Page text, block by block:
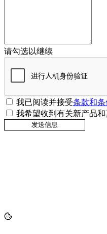
请勾选以继续
我已阅读并接受条款和条
我希望收到有关新产品